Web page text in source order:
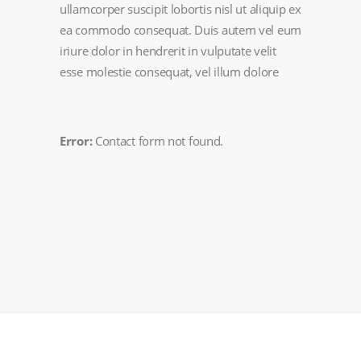
ullamcorper suscipit lobortis nisl ut aliquip ex
ea commodo consequat. Duis autem vel eum
iriure dolor in hendrerit in vulputate velit
esse molestie consequat, vel illum dolore
Error:Contact form not found.